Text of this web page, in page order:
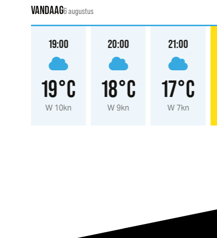
VANDAAG6 augustus
19:00
19°C
W 10kn
20:00
18°C
W 9kn
21:00
17°C
W 7kn